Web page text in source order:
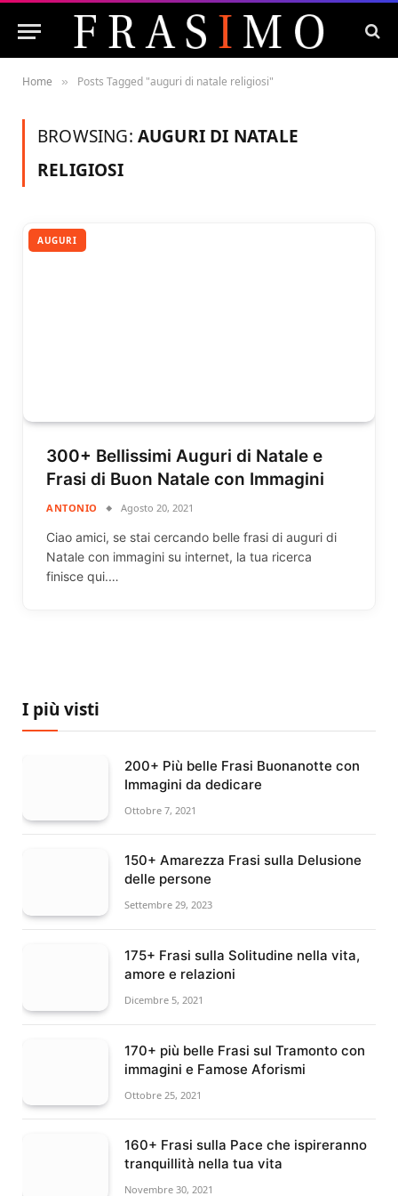
Home » Posts Tagged "auguri di natale religiosi"
BROWSING: AUGURI DI NATALE
RELIGIOSI
AUGURI
300+ Bellissimi Auguri di Natale e
Frasi di Buon Natale con Immagini
ANTONIO Agosto 20, 2021
Ciao amici, se stai cercando belle frasi di auguri di
Natale con immagini su internet, la tua ricerca
finisce qui.…
I più visti
200+ Più belle Frasi Buonanotte con
Immagini da dedicare
Ottobre 7, 2021
150+ Amarezza Frasi sulla Delusione
delle persone
Settembre 29, 2023
175+ Frasi sulla Solitudine nella vita,
amore e relazioni
Dicembre 5, 2021
170+ più belle Frasi sul Tramonto con
immagini e Famose Aforismi
Ottobre 25, 2021
160+ Frasi sulla Pace che ispireranno
tranquillità nella tua vita
Novembre 30, 2021